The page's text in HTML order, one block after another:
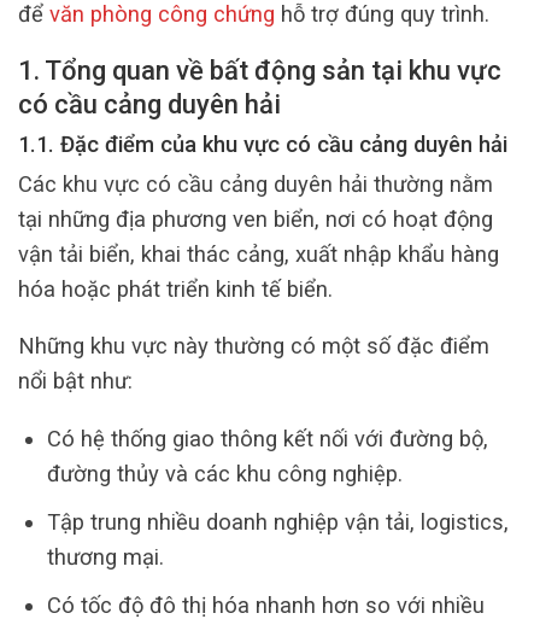
để văn phòng công chứng hỗ trợ đúng quy trình.
1. Tổng quan về bất động sản tại khu vực
có cầu cảng duyên hải
1.1. Đặc điểm của khu vực có cầu cảng duyên hải
Các khu vực có cầu cảng duyên hải thường nằm
tại những địa phương ven biển, nơi có hoạt động
vận tải biển, khai thác cảng, xuất nhập khẩu hàng
hóa hoặc phát triển kinh tế biển.
Những khu vực này thường có một số đặc điểm
nổi bật như:
Có hệ thống giao thông kết nối với đường bộ,
đường thủy và các khu công nghiệp.
Tập trung nhiều doanh nghiệp vận tải, logistics,
thương mại.
Có tốc độ đô thị hóa nhanh hơn so với nhiều